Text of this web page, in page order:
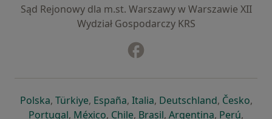
Sąd Rejonowy dla m.st. Warszawy w Warszawie XII
Wydział Gospodarczy KRS
Polskaotwiera się w nowej karcie
, Türkiyeotwiera się w nowej karcie
, Españaotwiera się w nowej karcie
, Italiaotwiera się w nowej
, Deutschlandotwiera się
, Česko,
Portugalotwiera się w nowej karcie
, Méxicootwiera się w nowej karcie
, Chileotwiera się w nowej karcie
, Brasilotwiera się w nowej
, Argentinaotwiera się
, Perú,